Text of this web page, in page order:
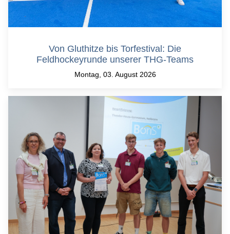
Von Gluthitze bis Torfestival: Die
Feldhockeyrunde unserer THG-Teams
Montag, 03. August 2026